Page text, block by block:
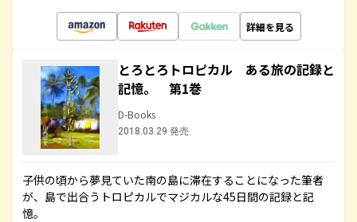
詳細を見る
とろとろトロピカル ある旅の記録と
記憶。 第1巻
D-Books
2018.03.29 発売
子供の頃から夢見ていた南の島に滞在することになった筆者
が、島で出合うトロピカルでマジカルな45日間の記録と記
憶。